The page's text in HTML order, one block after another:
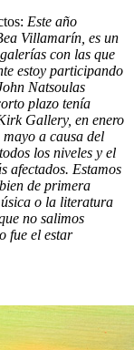
Este año
Villamarín, es un
con las que
estoy participando
Natsoulas
plazo tenía
Gallery, en enero
a causa del
los niveles y el
afectados. Estamos
de primera
o la literatura
no salimos
fue el estar